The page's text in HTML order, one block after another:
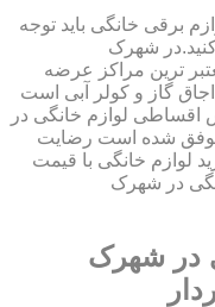
برقی خانگی باید توجه
شهرک
ترین مراکز عرضه
گاز و کولر آبی است
لوازم خانگی در
شده است رضایت
لوازم خانگی با قیمت
در شهرک
در شهرک